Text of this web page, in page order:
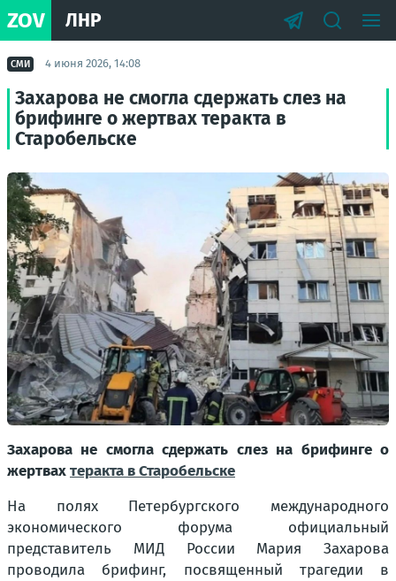
ZOV ЛНР
СМИ 4 июня 2026, 14:08
Захарова не смогла сдержать слез на
брифинге о жертвах теракта в
Старобельске
Захарова не смогла сдержать слез на брифинге о
жертвахтеракта в Старобельске
На полях Петербургского международного
экономического форума официальный
представитель МИД России Мария Захарова
проводила брифинг, посвященный трагедии в